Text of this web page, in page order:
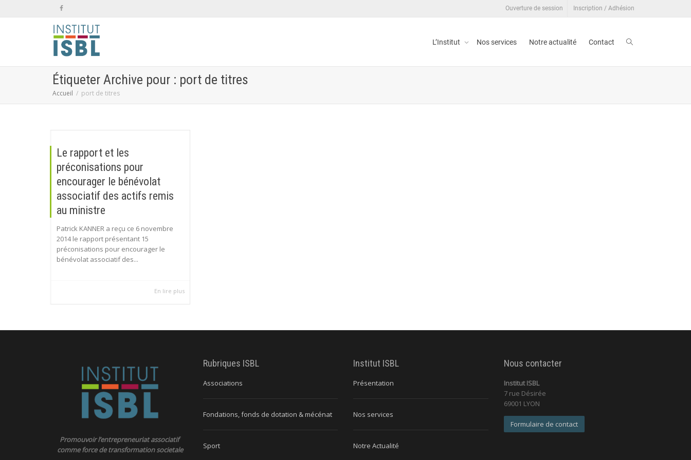
Ouverture de session Inscription / Adhésion
L’Institut Nos services Notre actualité Contact
Étiqueter Archive pour : port de titres
Accueil port de titres
Le rapport et les
préconisations pour
encourager le bénévolat
associatif des actifs remis
au ministre
Patrick KANNER a reçu ce 6 novembre
2014 le rapport présentant 15
préconisations pour encourager le
bénévolat associatif des...
En lire plus
Promouvoir l’entrepreneuriat associatif
comme force de transformation societale
Rubriques ISBL
Associations
Fondations, fonds de dotation & mécénat
Sport
Institut ISBL
Présentation
Nos services
Notre Actualité
Nous contacter
Institut ISBL
7 rue Désirée
69001 LYON
Formulaire de contact